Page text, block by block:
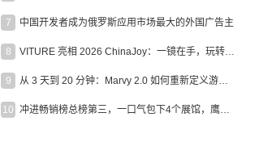
7 中国开发者成为俄罗斯应用市场最大的外国广告主
8 VITURE 亮相 2026 ChinaJoy：一镜在手，玩转全场！
9 从 3 天到 20 分钟：Marvy 2.0 如何重新定义游戏出海营销效率？
10 冲进畅销榜总榜第三，一口气包下4个展馆，鹰角把嘉年华做爆了